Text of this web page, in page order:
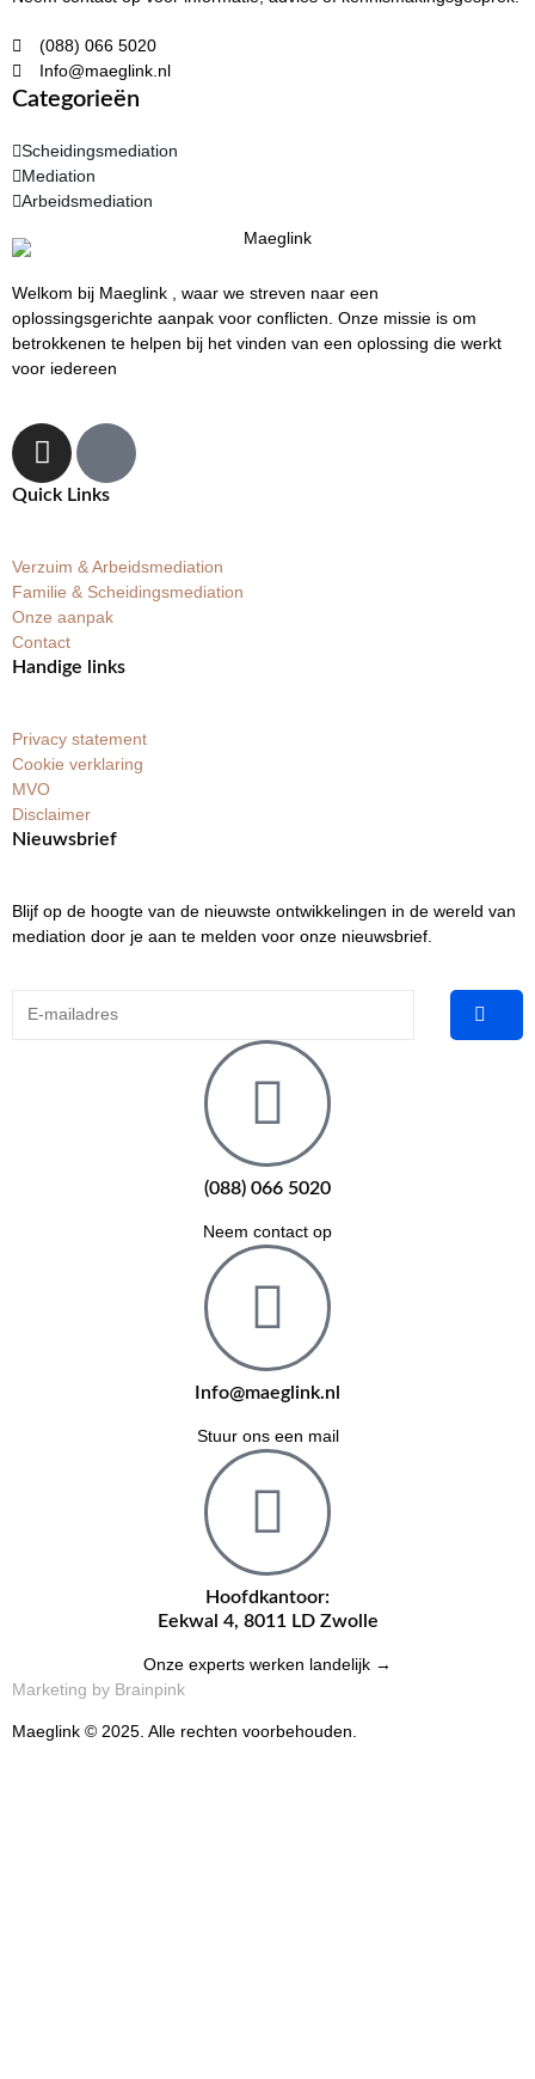
(088) 066 5020
Info@maeglink.nl
Categorieën
Scheidingsmediation
Mediation
Arbeidsmediation
Welkom bij Maeglink , waar we streven naar een
oplossingsgerichte aanpak voor conflicten. Onze missie is om
betrokkenen te helpen bij het vinden van een oplossing die werkt
voor iedereen
Quick Links
Verzuim & Arbeidsmediation
Familie & Scheidingsmediation
Onze aanpak
Contact
Handige links
Privacy statement
Cookie verklaring
MVO
Disclaimer
Nieuwsbrief
Blijf op de hoogte van de nieuwste ontwikkelingen in de wereld van
mediation door je aan te melden voor onze nieuwsbrief.
(088) 066 5020
Neem contact op
Info@maeglink.nl
Stuur ons een mail
Hoofdkantoor:
Eekwal 4, 8011 LD Zwolle
Onze experts werken landelijk →
Marketing by Brainpink
Maeglink © 2025. Alle rechten voorbehouden.